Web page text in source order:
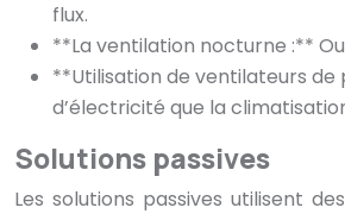
flux.
**La ventilation nocturne :**
**Utilisation de ventilateurs
d’électricité que la
Solutions passives
Les solutions passives utilisent